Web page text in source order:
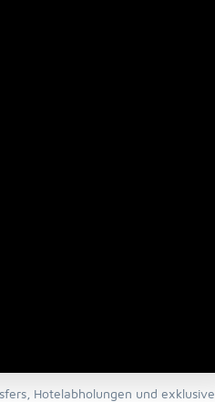
Hotelabholungen und exklusive